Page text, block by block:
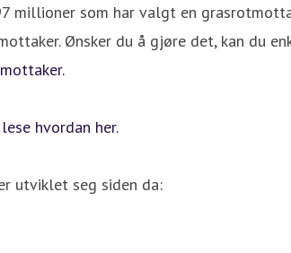
millioner som har valgt en
Ønsker du å gjøre det, kan du
hvordan her.
utviklet seg siden da: